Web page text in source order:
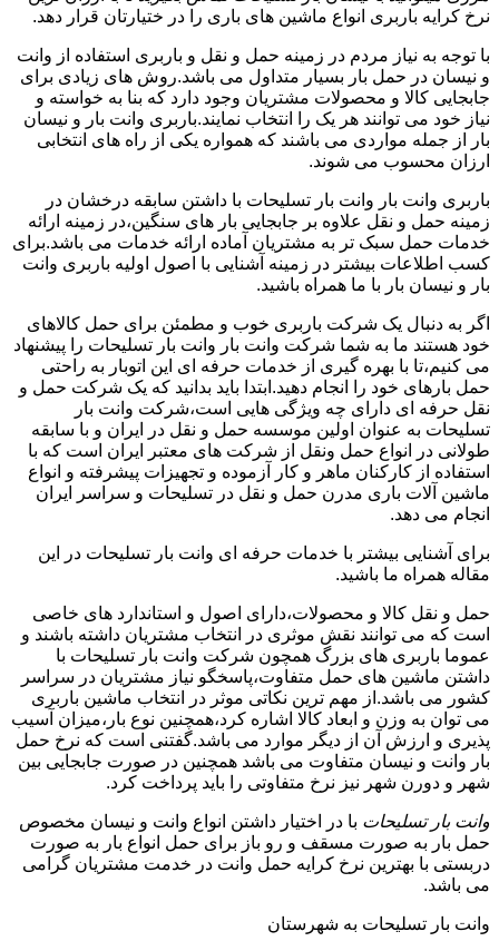
نرخ کرایه باربری انواع ماشین های باری را در ختیارتان قرار دهد.
با توجه به نیاز مردم در زمینه حمل و نقل و باربری استفاده از وانت
و نیسان در حمل بار بسیار متداول می باشد.روش های زیادی برای
جابجایی کالا و محصولات مشتریان وجود دارد که بنا به خواسته و
نیاز خود می توانند هر یک را انتخاب نمایند.باربری وانت بار و نیسان
بار از جمله مواردی می باشند که همواره یکی از راه های انتخابی
ارزان محسوب می شوند.
باربری وانت بار وانت بار تسلیحات با داشتن سابقه درخشان در
زمینه حمل و نقل علاوه بر جابجایی بار های سنگین،در زمینه ارائه
خدمات حمل سبک تر به مشتریان آماده ارائه خدمات می باشد.برای
کسب اطلاعات بیشتر در زمینه آشنایی با اصول اولیه باربری وانت
بار و نیسان بار با ما همراه باشید.
اگر به دنبال یک شرکت باربری خوب و مطمئن برای حمل کالاهای
خود هستند ما به شما شرکت وانت بار وانت بار تسلیحات را پیشنهاد
می کنیم،تا با بهره گیری از خدمات حرفه ای این اتوبار به راحتی
حمل بارهای خود را انجام دهید.ابتدا باید بدانید که یک شرکت حمل و
نقل حرفه ای دارای چه ویژگی هایی است،شرکت وانت بار
تسلیحات به عنوان اولین موسسه حمل و نقل در ایران و با سابقه
طولانی در انواع حمل ونقل از شرکت های معتبر ایران است که با
استفاده از کارکنان ماهر و کار آزموده و تجهیزات پیشرفته و انواع
ماشین آلات باری مدرن حمل و نقل در تسلیحات و سراسر ایران
انجام می دهد.
برای آشنایی بیشتر با خدمات حرفه ای وانت بار تسلیحات در این
مقاله همراه ما باشید.
حمل و نقل کالا و محصولات،دارای اصول و استاندارد های خاصی
است که می توانند نقش موثری در انتخاب مشتریان داشته باشند و
عموما باربری های بزرگ همچون شرکت وانت بار تسلیحات با
داشتن ماشین های حمل متفاوت،پاسخگو نیاز مشتریان در سراسر
کشور می باشد.از مهم ترین نکاتی موثر در انتخاب ماشین باربری
می توان به وزن و ابعاد کالا اشاره کرد،همچنین نوع بار،میزان آسیب
پذیری و ارزش آن از دیگر موارد می باشد.گفتنی است که نرخ حمل
بار وانت و نیسان متفاوت می باشد همچنین در صورت جابجایی بین
شهر و دورن شهر نیز نرخ متفاوتی را باید پرداخت کرد.
وانت بار تسلیحات با در اختیار داشتن انواع وانت و نیسان مخصوص
حمل بار به صورت مسقف و رو باز برای حمل انواع بار به صورت
دربستی با بهترین نرخ کرایه حمل وانت در خدمت مشتریان گرامی
می باشد.
وانت بار تسلیحات به شهرستان